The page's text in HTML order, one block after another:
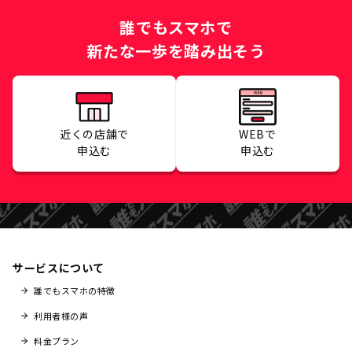
誰でもスマホで
新たな一歩を踏み出そう
近くの店舗で
申込む
WEBで
申込む
サービスについて
誰でもスマホの特徴
利用者様の声
料金プラン